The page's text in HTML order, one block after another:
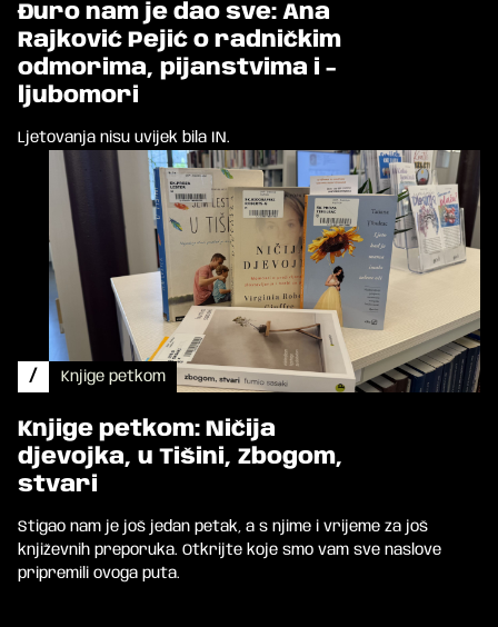
Đuro nam je dao sve: Ana
Rajković Pejić o radničkim
odmorima, pijanstvima i -
ljubomori
Ljetovanja nisu uvijek bila IN.
/ Knjige petkom
Knjige petkom: Ničija
djevojka, u Tišini, Zbogom,
stvari
Stigao nam je još jedan petak, a s njime i vrijeme za još
književnih preporuka. Otkrijte koje smo vam sve naslove
pripremili ovoga puta.